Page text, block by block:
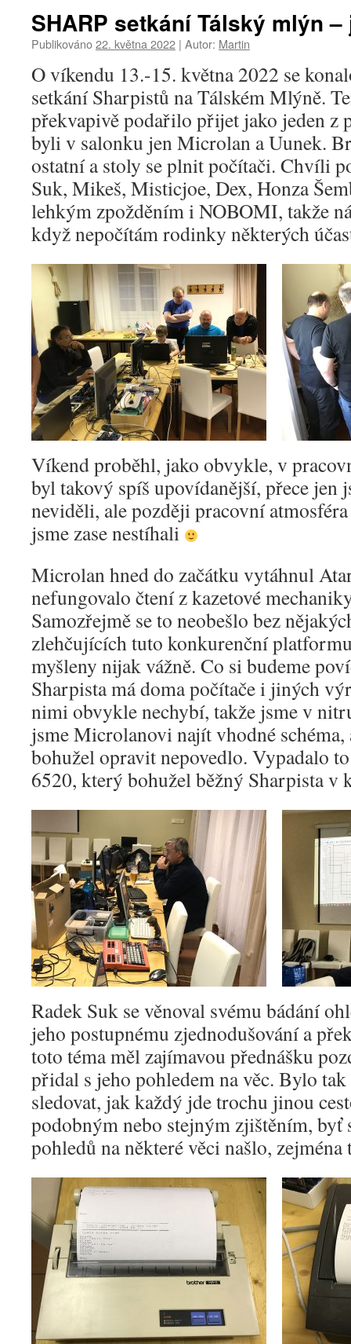
SHARP setkání Tálský mlýn –
Publikováno22. května 2022 | Autor: Martin
O víkendu 13.-15. května 2022 se
setkání Sharpistů na Tálském Mlýně.
překvapivě podařilo přijet jako jeden z
byli v salonku jen Microlan a Uunek.
ostatní a stoly se plnit počítači. Chvíli
Suk, Mikeš, Misticjoe, Dex, Honza
lehkým zpožděním i NOBOMI, takže
když nepočítám rodinky některých
Víkend proběhl, jako obvykle, v
byl takový spíš upovídanější, přece jen
neviděli, ale později pracovní
jsme zase nestíhali
Microlan hned do začátku vytáhnul
nefungovalo čtení z kazetové
Samozřejmě se to neobešlo bez
zlehčujících tuto konkurenční
myšleny nijak vážně. Co si budeme
Sharpista má doma počítače i jiných
nimi obvykle nechybí, takže jsme v
jsme Microlanovi najít vhodné
bohužel opravit nepovedlo. Vypadalo
6520, který bohužel běžný Sharpista
Radek Suk se věnoval svému bádání
jeho postupnému zjednodušování a
toto téma měl zajímavou přednášku
přidal s jeho pohledem na věc. Bylo
sledovat, jak každý jde trochu jinou
podobným nebo stejným zjištěním, byť
pohledů na některé věci našlo,